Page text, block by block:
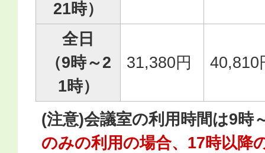
21時）
全日
（9時～2
1時）
31,380円 40,810
(注意)会議室の利用時間は9時
のみの利用の場合、17時以降